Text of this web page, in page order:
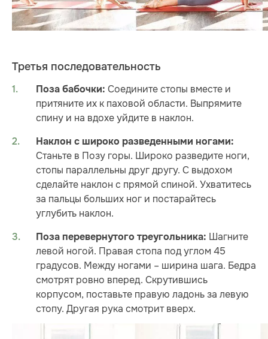
Третья последовательность
Поза бабочки: Соедините стопы вместе и
притяните их к паховой области. Выпрямите
спину и на вдохе уйдите в наклон.
Наклон с широко разведенными ногами:
Станьте в Позу горы. Широко разведите ноги,
стопы параллельны друг другу. С выдохом
сделайте наклон с прямой спиной. Ухватитесь
за пальцы больших ног и постарайтесь
углубить наклон.
Поза перевернутого треугольника: Шагните
левой ногой. Правая стопа под углом 45
градусов. Между ногами – ширина шага. Бедра
смотрят ровно вперед. Скрутившись
корпусом, поставьте правую ладонь за левую
стопу. Другая рука смотрит вверх.